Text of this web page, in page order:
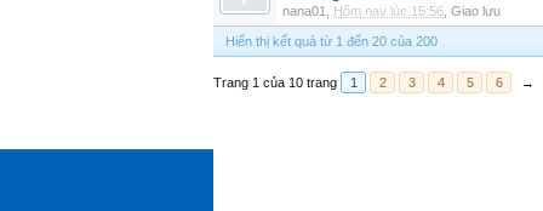
nana01 Hôm nay lúc 15:56 Giao lưu
Hiển thị kết quả từ 1 đến 20 của 200
Trang 1 của 10 trang 1 2 3 4 5 6 →